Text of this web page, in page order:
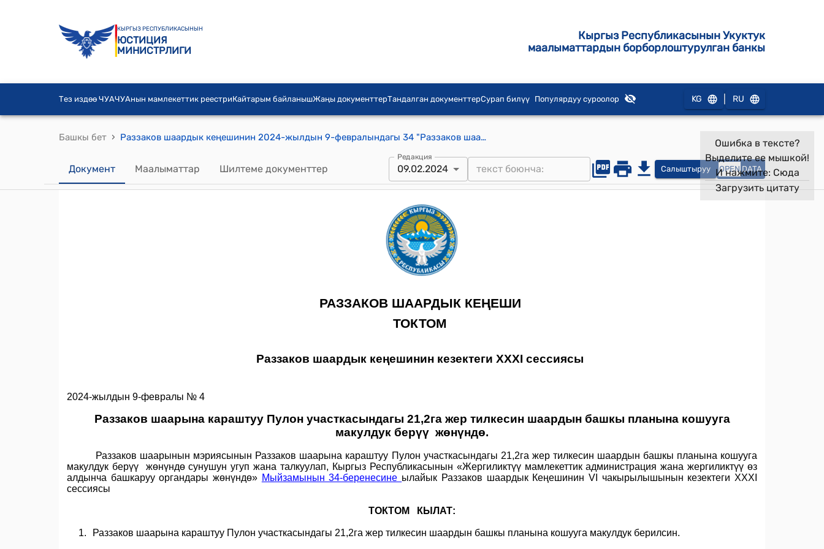
КЫРГЫЗ РЕСПУБЛИКАСЫНЫН
ЮСТИЦИЯ
МИНИСТРЛИГИ
Кыргыз Республикасынын Укуктук
маалыматтардын борборлоштурулган банкы
Тез издөө ЧУАЧУАнын мамлекеттик реестриКайтарым байланышЖаңы документтерТандалган документтерСурап билүү Популярдуу суроолор KG RU
Башкы бет › Раззаков шаардык кеңешинин 2024-жылдын 9-февралындагы 34 "Раззаков шаарына караштуу Пулон участкасындагы 21,2га жер тилкесин шаардын башкы планына кошууга макулдук берүү жөнүндө" токтому.
Документ Маалыматтар Шилтеме документтер
Редакция
09.02.2024 Салыштыруу OPEN DATA
Ошибка в тексте?
Выделите ее мышкой!
И нажмите: Сюда
Загрузить цитату